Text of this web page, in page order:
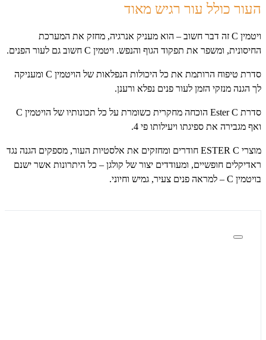
העור כולל עור רגיש מאוד
ויטמין C זה דבר חשוב – הוא מעניק אנרגיה, מחזק את המערכת
החיסונית, ומשפר את תפקוד הגוף והנפש. ויטמין C חשוב גם לעור הפנים.
סדרת טיפוח הרותמת את כל היכולות הנפלאות של הויטמין C ומעניקה
לך הגנה מנזקי הזמן לעור פנים נפלא ורענן.
סדרת Ester C הוכחה מחקרית כשומרת על כל תכונותיו של הויטמין C
ואף מגבירה את ספיגתו ויעילותו פי 4.
מוצרי ESTER C חודרים ומחזקים את אלסטיות העור, מספקים הגנה נגד
ראדיקלים חופשיים, ומעודדים יצור של קולגן – כל היתרונות אשר ישנם
בויטמין C – למראה פנים צעיר, גמיש וחיוני.